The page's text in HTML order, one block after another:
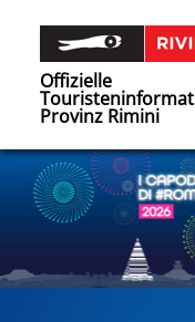
Offizielle
Provinz Rimini